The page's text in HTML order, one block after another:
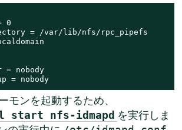
0
= /var/lib/nfs/rpc_pipefs
= nobody
= nobody
モンを起動するため、
start nfs-idmapd を実行しま